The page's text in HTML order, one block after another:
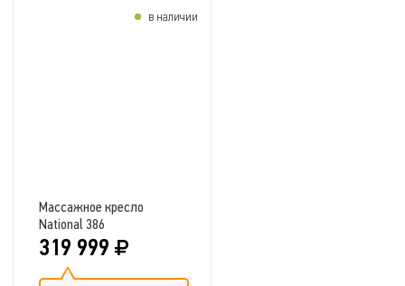
Массажное кресло
National 386
319 999
в наличии